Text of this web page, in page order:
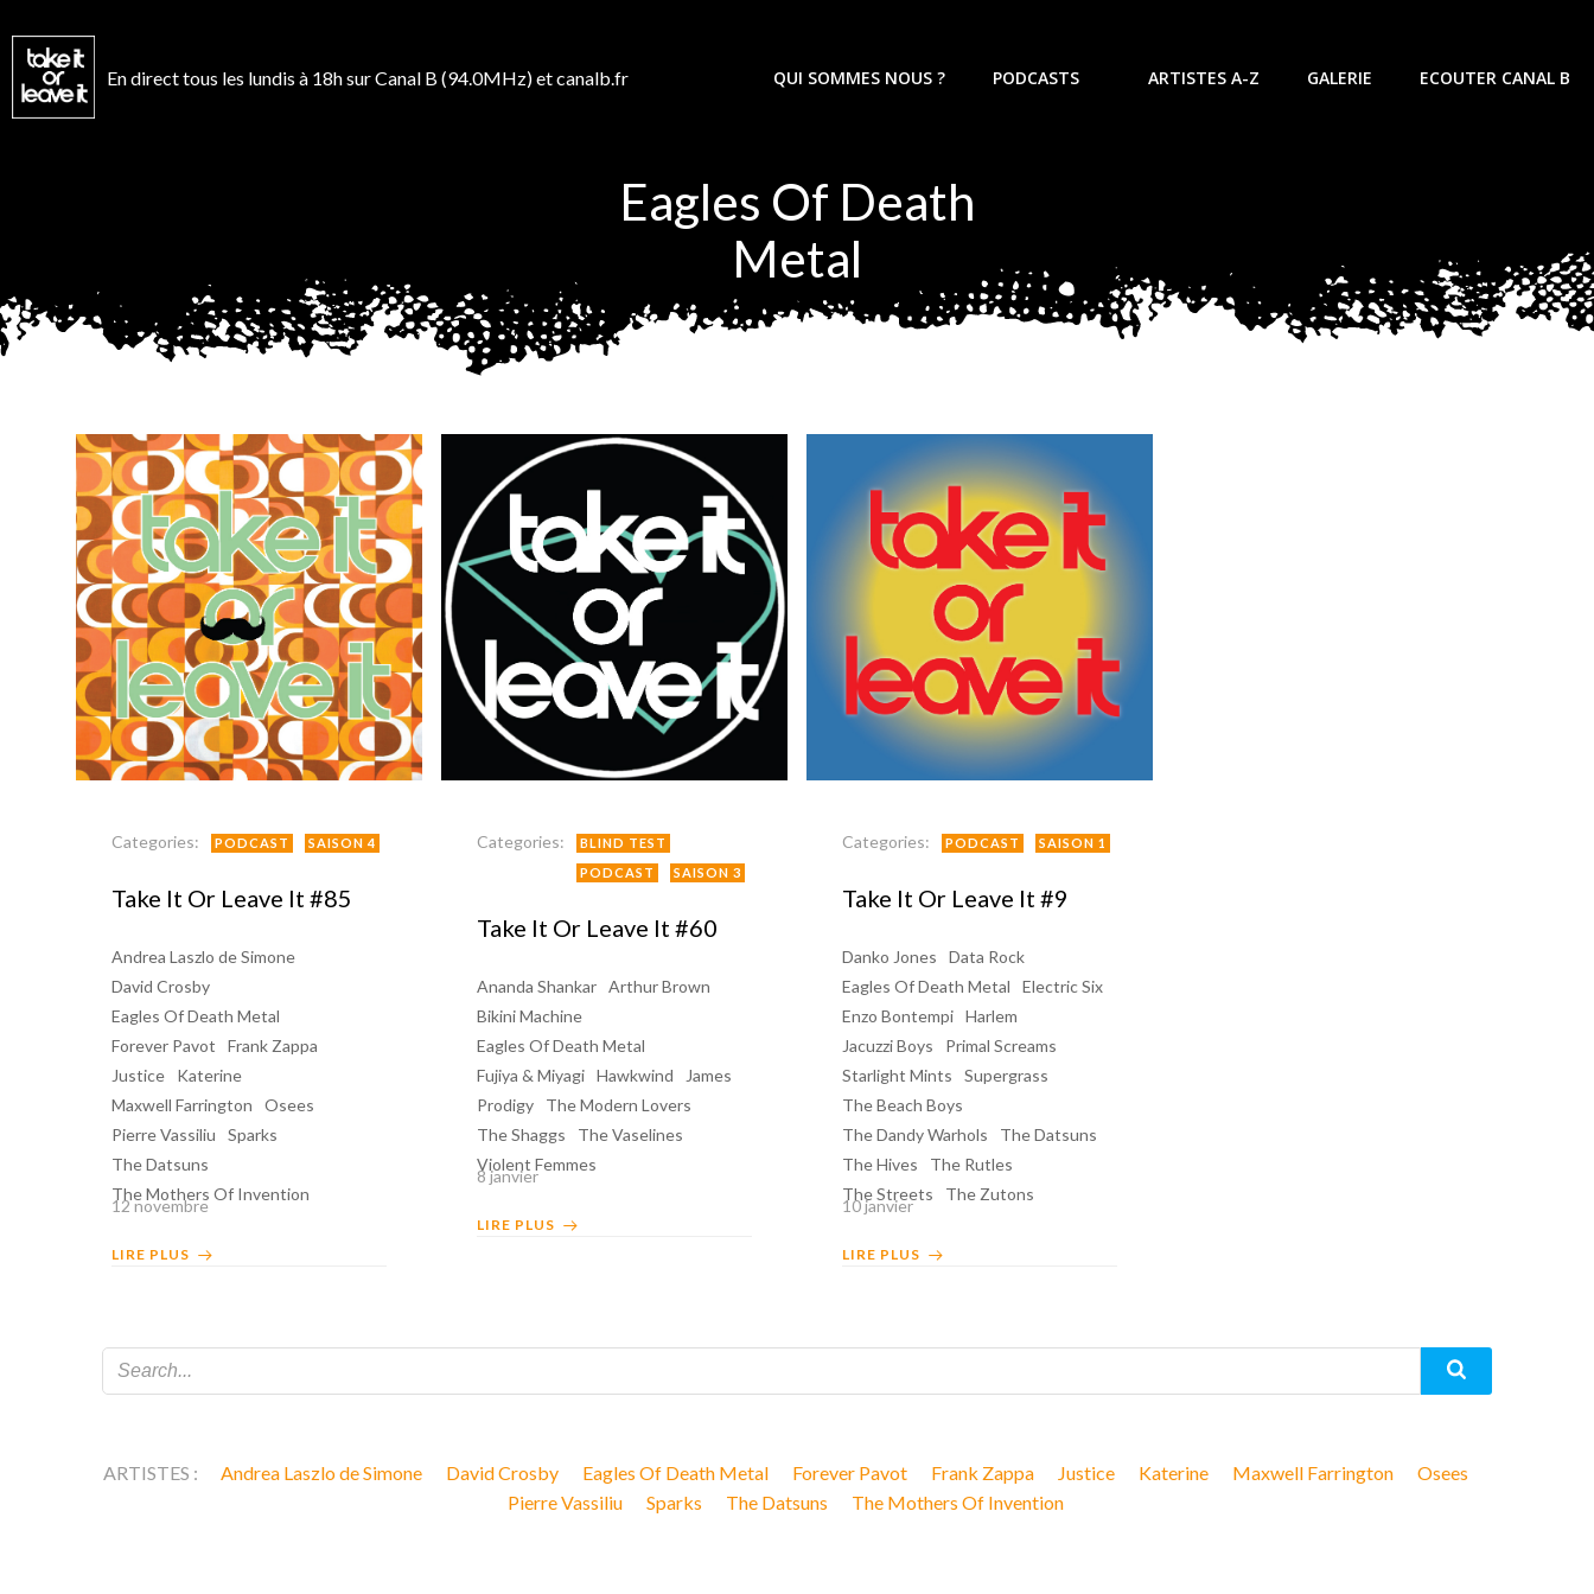
au
contenu
En direct tous les lundis à 18h sur Canal B (94.0MHz) et canalb.fr QUI SOMMES NOUS ? PODCASTS ARTISTES A-Z GALERIE ECOUTER CANAL B
Eagles Of Death
Metal
Categories: PODCAST SAISON 4
Take It Or Leave It #85
Andrea Laszlo de Simone
David Crosby
Eagles Of Death Metal
Forever Pavot
Frank Zappa
Justice
Katerine
Maxwell Farrington
Osees
Pierre Vassiliu
Sparks
The Datsuns
The Mothers Of Invention
12 novembre
LIRE PLUS
Categories:
BLIND TEST
PODCAST
SAISON 3
Take It Or Leave It #60
Ananda Shankar Arthur Brown
Bikini Machine
Eagles Of Death Metal
Fujiya & Miyagi Hawkwind
James
Prodigy
The Modern Lovers
The Shaggs
The Vaselines
Violent Femmes
8 janvier
LIRE PLUS
Categories: PODCAST SAISON 1
Take It Or Leave It #9
Danko Jones
Data Rock
Eagles Of Death Metal
Electric Six
Enzo Bontempi Harlem
Jacuzzi Boys
Primal Screams
Starlight Mints
Supergrass
The Beach Boys
The Dandy Warhols
The Datsuns
The Hives
The Rutles
The Streets
The Zutons
10 janvier
LIRE PLUS
ARTISTES : Andrea Laszlo de Simone David Crosby Eagles Of Death Metal Forever Pavot Frank Zappa Justice Katerine Maxwell Farrington
Osees
Pierre Vassiliu
Sparks The Datsuns The Mothers Of Invention